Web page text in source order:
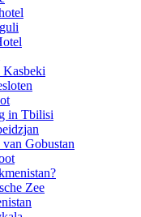
Kasbeki
in Tbilisi
Gobustan
Zee